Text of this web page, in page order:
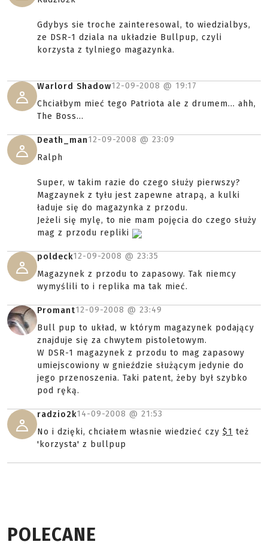
Gdybys sie troche zainteresowal, to wiedzialbys,
ze DSR-1 dziala na układzie Bullpup, czyli
korzysta z tylniego magazynka.
Warlord Shadow12-09-2008 @ 19:17
Chciałbym mieć tego Patriota ale z drumem... ahh,
The Boss...
Death_man12-09-2008 @ 23:09
Ralph
Super, w takim razie do czego służy pierwszy?
Magzaynek z tyłu jest zapewne atrapą, a kulki
ładuje się do magazynka z przodu.
Jeżeli się mylę, to nie mam pojęcia do czego służy
mag z przodu repliki
poldeck12-09-2008 @ 23:35
Magazynek z przodu to zapasowy. Tak niemcy
wymyślili to i replika ma tak mieć.
Promant12-09-2008 @ 23:49
Bull pup to układ, w którym magazynek podający
znajduje się za chwytem pistoletowym.
W DSR-1 magazynek z przodu to mag zapasowy
umiejscowiony w gnieździe służącym jedynie do
jego przenoszenia. Taki patent, żeby był szybko
pod ręką.
radzio2k14-09-2008 @ 21:53
No i dzięki, chciałem własnie wiedzieć czy $1 też
'korzysta' z bullpup
POLECANE